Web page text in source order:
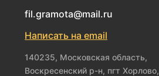
fil.gramota@mail.ru
Написать на email
140235, Московская область,
Воскресенский р-н, пгт Хорлово,